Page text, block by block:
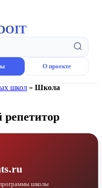
О проекте
школ » Школа
школы